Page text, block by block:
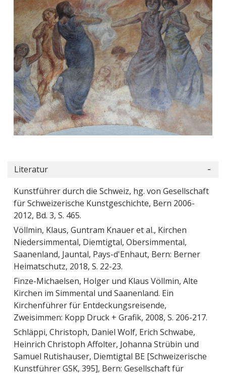
Literatur
Kunstführer durch die Schweiz, hg. von Gesellschaft
für Schweizerische Kunstgeschichte, Bern 2006-
2012, Bd. 3, S. 465.
Völlmin, Klaus, Guntram Knauer et al., Kirchen
Niedersimmental, Diemtigtal, Obersimmental,
Saanenland, Jauntal, Pays-d'Enhaut, Bern: Berner
Heimatschutz, 2018, S. 22-23.
Finze-Michaelsen, Holger und Klaus Völlmin, Alte
Kirchen im Simmental und Saanenland. Ein
Kirchenführer für Entdeckungsreisende,
Zweisimmen: Kopp Druck + Grafik, 2008, S. 206-217.
Schläppi, Christoph, Daniel Wolf, Erich Schwabe,
Heinrich Christoph Affolter, Johanna Strübin und
Samuel Rutishauser, Diemtigtal BE [Schweizerische
Kunstführer GSK, 395], Bern: Gesellschaft für